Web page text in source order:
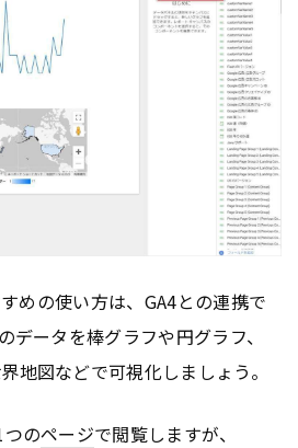
めの使い方は、GA4との連携で
データを棒グラフや円グラフ、
地図などで可視化しましょう。
のページで閲覧しますが、